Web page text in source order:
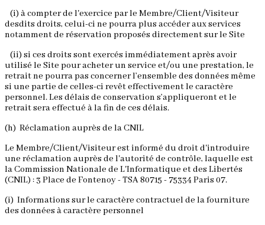
(i) à compter de l'exercice par le Membre/Client/Visiteur
desdits droits, celui-ci ne pourra plus accéder aux services
notamment de réservation proposés directement sur le Site
(ii) si ces droits sont exercés immédiatement après avoir
utilisé le Site pour acheter un service et/ou une prestation, le
retrait ne pourra pas concerner l’ensemble des données même
si une partie de celles-ci revêt effectivement le caractère
personnel. Les délais de conservation s’appliqueront et le
retrait sera effectué à la fin de ces délais.
(h) Réclamation auprès de la CNIL
Le Membre/Client/Visiteur est informé du droit d'introduire
une réclamation auprès de l'autorité de contrôle, laquelle est
la Commission Nationale de L'Informatique et des Libertés
(CNIL) : 3 Place de Fontenoy - TSA 80715 - 75334 Paris 07.
(i) Informations sur le caractère contractuel de la fourniture
des données à caractère personnel